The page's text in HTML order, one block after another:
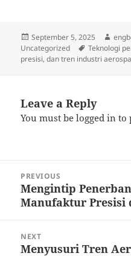
Posted
on
September 5, 2025
Uncategorized
Tags
Teknologi
presisi, dan tren industri
Leave a Reply
You must belogged in to
navigation
PREVIOUS
Previous
post:
Mengintip
Manufaktur Presisi
NEXT
Next
Menyusuri Tren